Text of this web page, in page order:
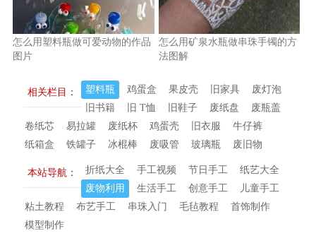
怎么用塑料瓶做可爱动物的作品
图片
怎么用矿泉水瓶做串珠手镯的方
法图解
相关栏目： 塑料瓶 鸡蛋盒 果皮壳 旧家具
废灯泡
旧书籍
旧 T恤 旧鞋子 废纸盘
废瓶盖
卷纸芯
易拉罐 废纸杯 鸡蛋壳 旧衣服
牛仔裤
纸箱盒
铁罐子 冰棍棒 废吸管 玻璃瓶 废旧物
本站导航： 折纸大全 手工视频 节日手工
纸艺大全
废物利用
生活手工 创意手工
儿童手工
粘土教程
布艺手工 串珠入门 毛毡教程
首饰制作
模型制作